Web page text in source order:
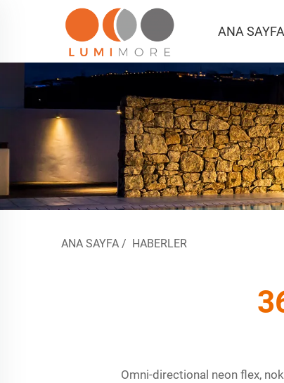
ANA SAYFA
ANA SAYFA / HABERLER
Omni-directional neon flex,